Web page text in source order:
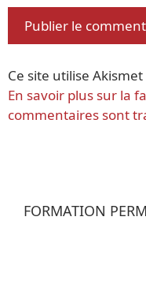
Ce site utilise
En savoir plus sur la
commentaires sont
FORMATION